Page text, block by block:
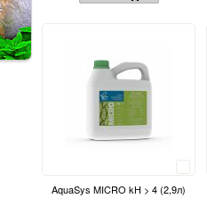
AquaSys MICRO kH > 4 (2,9л)